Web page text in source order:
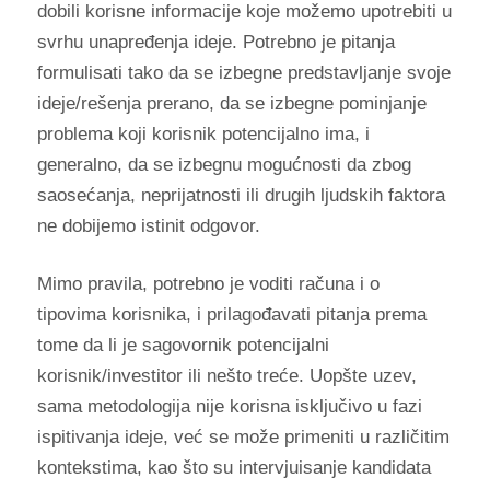
dobili korisne informacije koje možemo upotrebiti u
svrhu unapređenja ideje. Potrebno je pitanja
formulisati tako da se izbegne predstavljanje svoje
ideje/rešenja prerano, da se izbegne pominjanje
problema koji korisnik potencijalno ima, i
generalno, da se izbegnu mogućnosti da zbog
saosećanja, neprijatnosti ili drugih ljudskih faktora
ne dobijemo istinit odgovor.
Mimo pravila, potrebno je voditi računa i o
tipovima korisnika, i prilagođavati pitanja prema
tome da li je sagovornik potencijalni
korisnik/investitor ili nešto treće. Uopšte uzev,
sama metodologija nije korisna isključivo u fazi
ispitivanja ideje, već se može primeniti u različitim
kontekstima, kao što su intervjuisanje kandidata